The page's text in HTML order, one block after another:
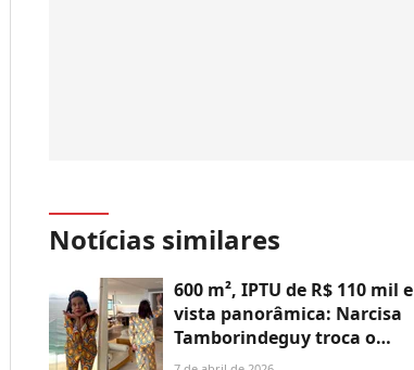
Notícias similares
600 m², IPTU de R$ 110 mil e
vista panorâmica: Narcisa
Tamborindeguy troca o
icônico Chopin por